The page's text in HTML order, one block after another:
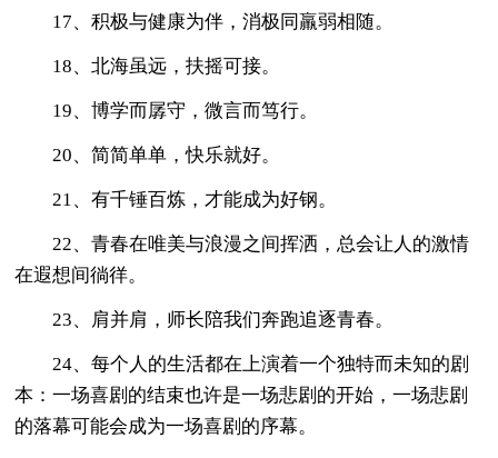
17、积极与健康为伴，消极同羸弱相随。
18、北海虽远，扶摇可接。
19、博学而孱守，微言而笃行。
20、简简单单，快乐就好。
21、有千锤百炼，才能成为好钢。
22、青春在唯美与浪漫之间挥洒，总会让人的激情
在遐想间徜徉。
23、肩并肩，师长陪我们奔跑追逐青春。
24、每个人的生活都在上演着一个独特而未知的剧
本：一场喜剧的结束也许是一场悲剧的开始，一场悲剧
的落幕可能会成为一场喜剧的序幕。